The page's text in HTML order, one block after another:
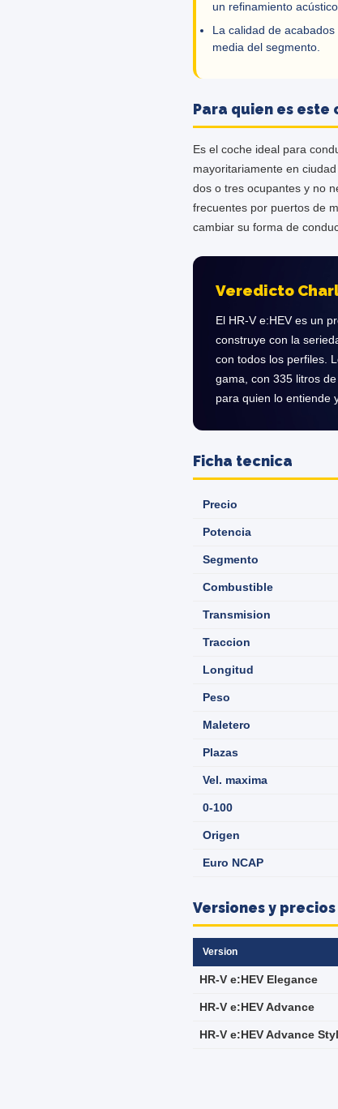
un refinamiento
La calidad de
media del segmento.
Para quien es este
Es el coche ideal para
mayoritariamente en
dos o tres ocupantes y no
frecuentes por puertos de
cambiar su forma de
Veredicto
El HR-V e:HEV es un
construye con la
con todos los perfiles.
gama, con 335 litros
para quien lo entiende
Ficha tecnica
Precio
Potencia
Segmento
Combustible
Transmision
Traccion
Longitud
Peso
Maletero
Plazas
Vel. maxima
0-100
Origen
Euro NCAP
Versiones y precios
Version
HR-V e:HEV Elegance
HR-V e:HEV Advance
HR-V e:HEV Advance